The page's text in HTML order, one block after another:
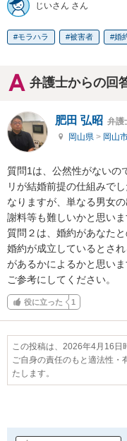
じいさん さん
モラハラ 被害者 婚
弁護士からの回
肥田 弘昭 弁護
岡山県 > 岡山
質問1は、公然性がないの
リが結婚前提の仕組みで
なりますが、単なる男女
謝料等も難しいかと思いま
質問２は、婚約があなた
婚約が成立しているとさ
があるかによるかと思いま
ご参考にしてください。
役に立った 1
この投稿は、2026年4月16日
ご自身の責任のもと適法性
たします。